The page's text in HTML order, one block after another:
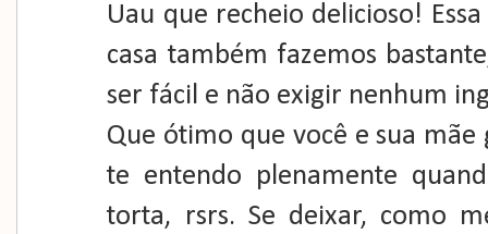
Uau que recheio delicioso!
casa também fazemos
ser fácil e não exigir nenhum
Que ótimo que você e sua
te entendo plenamente
torta, rsrs. Se deixar, como